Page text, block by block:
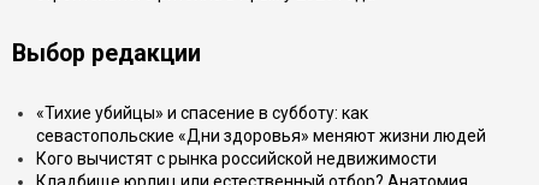
Выбор редакции
«Тихие убийцы» и спасение в субботу: как
севастопольские «Дни здоровья» меняют жизни людей
Кого вычистят с рынка российской недвижимости